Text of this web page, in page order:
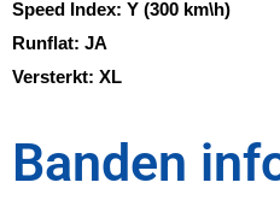
Speed Index: Y (300 km\h)
Runflat: JA
Versterkt: XL
Banden